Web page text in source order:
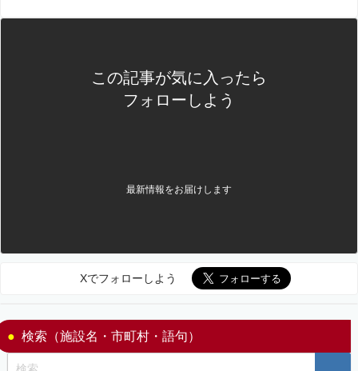
この記事が気に入ったら
フォローしよう
最新情報をお届けします
Xでフォローしよう
検索（施設名・市町村・語句）